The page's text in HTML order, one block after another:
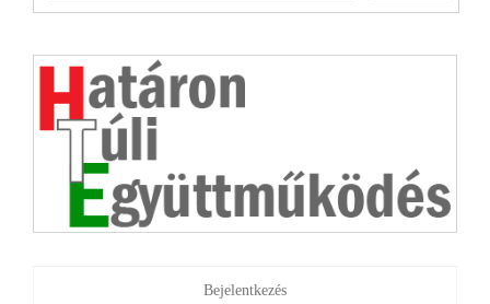
Bejelentkezés